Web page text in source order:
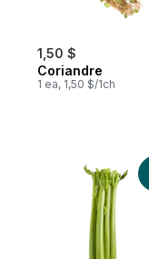
1,50 $
Coriandre
1 ea, 1,50 $/1ch